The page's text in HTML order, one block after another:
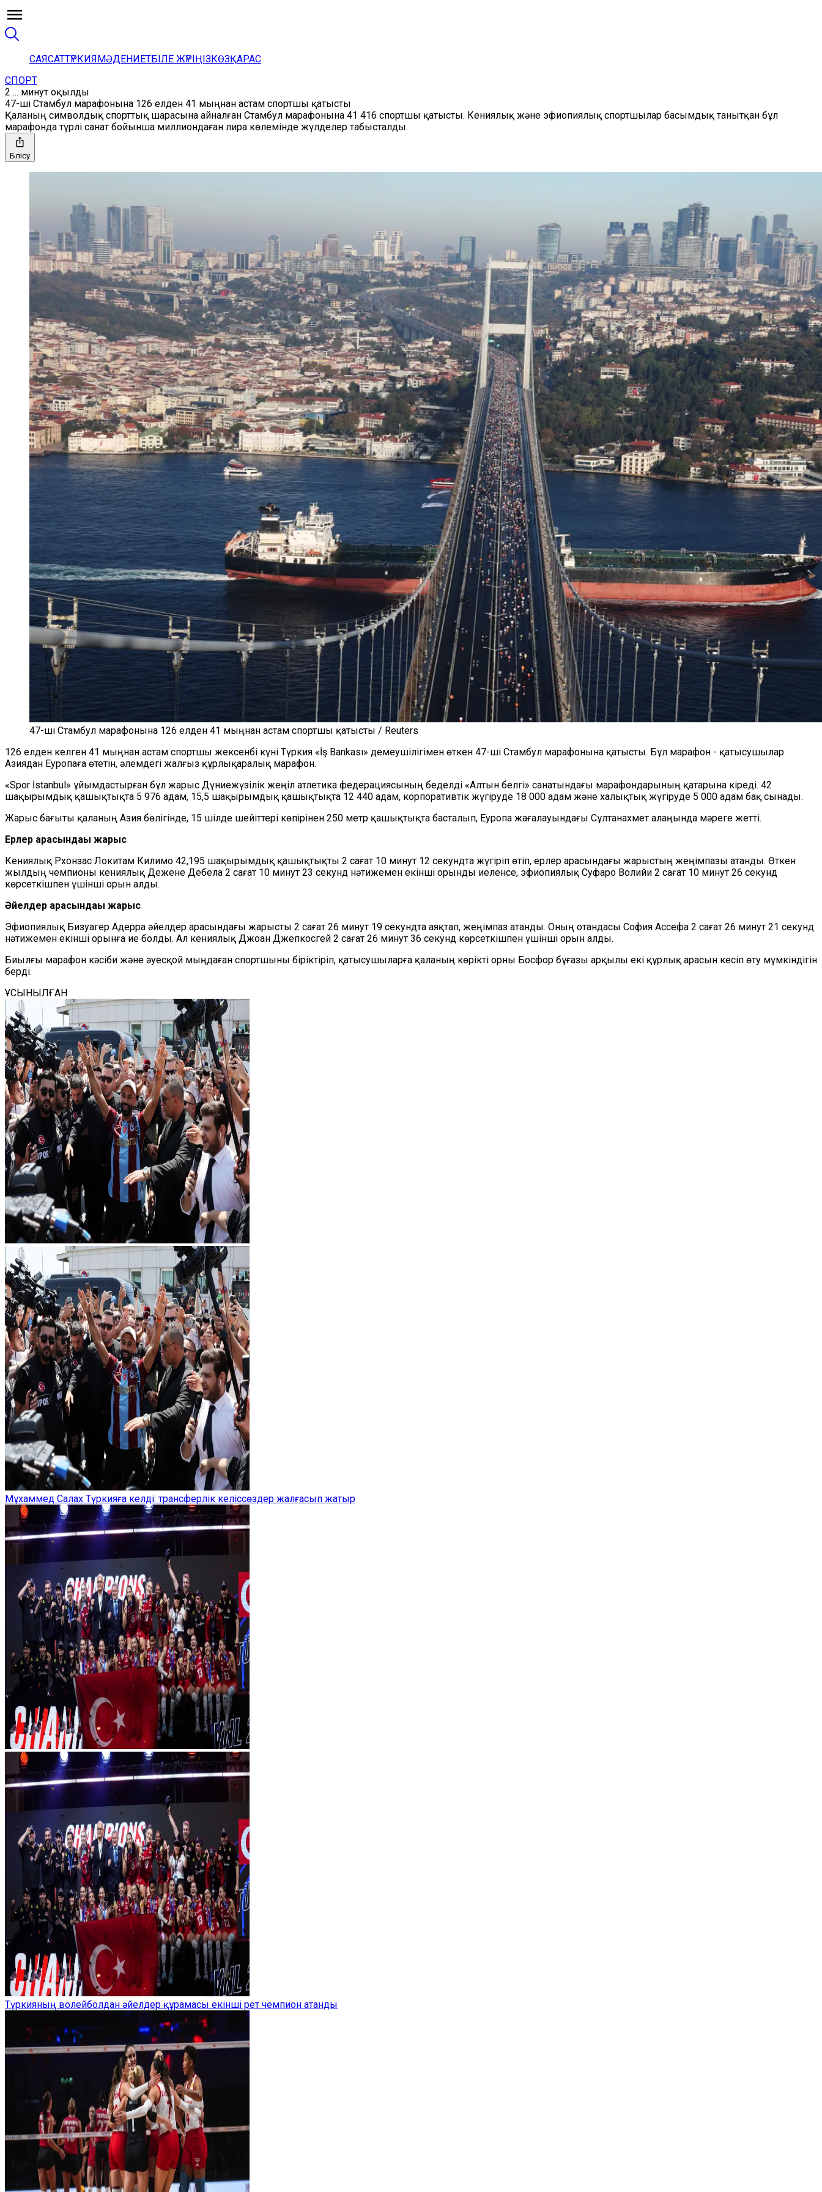
САЯСАТТҮРКИЯМӘДЕНИЕТБІЛЕ ЖҮРІҢІЗКӨЗҚАРАС
СПОРТ
2 ... минут оқылды
47-ші Стамбул марафонына 126 елден 41 мыңнан астам спортшы қатысты
Қаланың символдық спорттық шарасына айналған Стамбул марафонына 41 416 спортшы қатысты. Кениялық және эфиопиялық спортшылар басымдық танытқан бұл
марафонда түрлі санат бойынша миллиондаған лира көлемінде жүлделер табысталды.
Бөлісу
47-ші Стамбул марафонына 126 елден 41 мыңнан астам спортшы қатысты / Reuters
126 елден келген 41 мыңнан астам спортшы жексенбі күні Түркия «İş Bankası» демеушілігімен өткен 47-ші Стамбул марафонына қатысты. Бұл марафон - қатысушылар
Азиядан Еуропаға өтетін, әлемдегі жалғыз құрлықаралық марафон.
«Spor İstanbul» ұйымдастырған бұл жарыс Дүниежүзілік жеңіл атлетика федерациясының беделді «Алтын белгі» санатындағы марафондарының қатарына кіреді. 42
шақырымдық қашықтықта 5 976 адам, 15,5 шақырымдық қашықтықта 12 440 адам, корпоративтік жүгіруде 18 000 адам және халықтық жүгіруде 5 000 адам бақ сынады.
Жарыс бағыты қаланың Азия бөлігінде, 15 шілде шейіттері көпірінен 250 метр қашықтықта басталып, Еуропа жағалауындағы Сұлтанахмет алаңында мәреге жетті.
Ерлер арасындағы жарыс
Кениялық Рхонзас Локитам Килимо 42,195 шақырымдық қашықтықты 2 сағат 10 минут 12 секундта жүгіріп өтіп, ерлер арасындағы жарыстың жеңімпазы атанды. Өткен
жылдың чемпионы кениялық Дежене Дебела 2 сағат 10 минут 23 секунд нәтижемен екінші орынды иеленсе, эфиопиялық Суфаро Волийи 2 сағат 10 минут 26 секунд
көрсеткішпен үшінші орын алды.
Әйелдер арасындағы жарыс
Эфиопиялық Бизуагер Адерра әйелдер арасындағы жарысты 2 сағат 26 минут 19 секундта аяқтап, жеңімпаз атанды. Оның отандасы София Ассефа 2 сағат 26 минут 21 секунд
нәтижемен екінші орынға ие болды. Ал кениялық Джоан Джепкосгей 2 сағат 26 минут 36 секунд көрсеткішпен үшінші орын алды.
Биылғы марафон кәсіби және әуесқой мыңдаған спортшыны біріктіріп, қатысушыларға қаланың көрікті орны Босфор бұғазы арқылы екі құрлық арасын кесіп өту мүмкіндігін
берді.
ҰСЫНЫЛҒАН
Мұхаммед Салах Түркияға келді: трансферлік келіссөздер жалғасып жатыр
Түркияның волейболдан әйелдер құрамасы екінші рет чемпион атанды